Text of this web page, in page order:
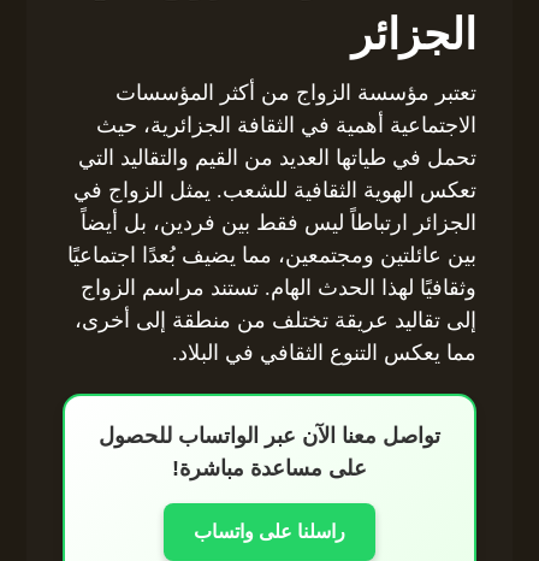
الجزائر
تعتبر مؤسسة الزواج من أكثر المؤسسات
الاجتماعية أهمية في الثقافة الجزائرية، حيث
تحمل في طياتها العديد من القيم والتقاليد التي
تعكس الهوية الثقافية للشعب. يمثل الزواج في
الجزائر ارتباطاً ليس فقط بين فردين، بل أيضاً
بين عائلتين ومجتمعين، مما يضيف بُعدًا اجتماعيًا
وثقافيًا لهذا الحدث الهام. تستند مراسم الزواج
إلى تقاليد عريقة تختلف من منطقة إلى أخرى،
مما يعكس التنوع الثقافي في البلاد.
تواصل معنا الآن عبر الواتساب للحصول
على مساعدة مباشرة!
راسلنا على واتساب